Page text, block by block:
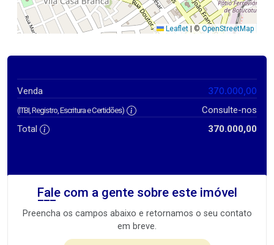
Leaflet | ©OpenStreetMap
Venda 370.000,00
(ITBI, Registro, Escritura e Certidões)
Consulte-nos
Total
370.000,00
Fale com a gente sobre este imóvel
Preencha os campos abaixo e retornamos o seu contato
em breve.